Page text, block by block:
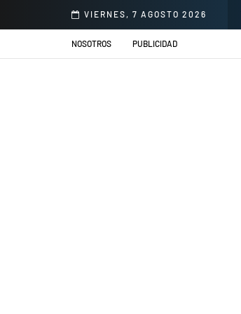
VIERNES, 7 AGOSTO 2026
Delgado para mejorar la atención en salud
NOSOTROS PUBLICIDAD